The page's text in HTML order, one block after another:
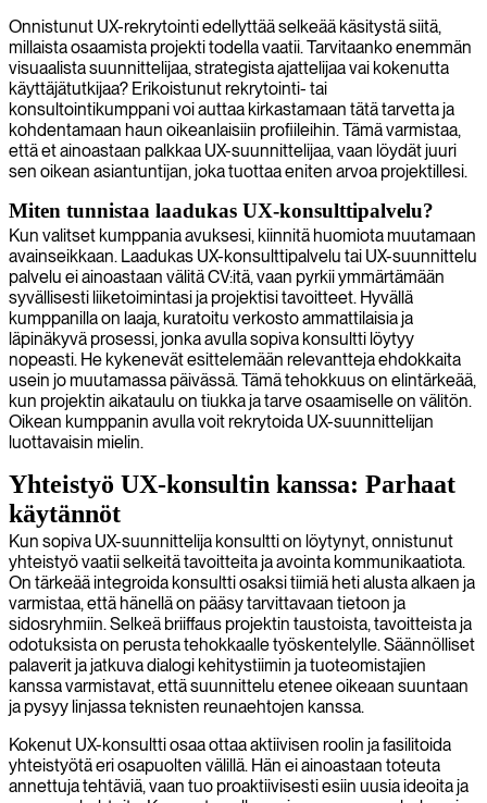
Onnistunut UX-rekrytointi edellyttää selkeää käsitystä siitä,
millaista osaamista projekti todella vaatii. Tarvitaanko enemmän
visuaalista suunnittelijaa, strategista ajattelijaa vai kokenutta
käyttäjätutkijaa? Erikoistunut rekrytointi- tai
konsultointikumppani voi auttaa kirkastamaan tätä tarvetta ja
kohdentamaan haun oikeanlaisiin profiileihin. Tämä varmistaa,
että et ainoastaan palkkaa UX-suunnittelijaa, vaan löydät juuri
sen oikean asiantuntijan, joka tuottaa eniten arvoa projektillesi.
Miten tunnistaa laadukas UX-konsulttipalvelu?
Kun valitset kumppania avuksesi, kiinnitä huomiota muutamaan
avainseikkaan. Laadukas UX-konsulttipalvelu tai UX-suunnittelu
palvelu ei ainoastaan välitä CV:itä, vaan pyrkii ymmärtämään
syvällisesti liiketoimintasi ja projektisi tavoitteet. Hyvällä
kumppanilla on laaja, kuratoitu verkosto ammattilaisia ja
läpinäkyvä prosessi, jonka avulla sopiva konsultti löytyy
nopeasti. He kykenevät esittelemään relevantteja ehdokkaita
usein jo muutamassa päivässä. Tämä tehokkuus on elintärkeää,
kun projektin aikataulu on tiukka ja tarve osaamiselle on välitön.
Oikean kumppanin avulla voit rekrytoida UX-suunnittelijan
luottavaisin mielin.
Yhteistyö UX-konsultin kanssa: Parhaat
käytännöt
Kun sopiva UX-suunnittelija konsultti on löytynyt, onnistunut
yhteistyö vaatii selkeitä tavoitteita ja avointa kommunikaatiota.
On tärkeää integroida konsultti osaksi tiimiä heti alusta alkaen ja
varmistaa, että hänellä on pääsy tarvittavaan tietoon ja
sidosryhmiin. Selkeä briiffaus projektin taustoista, tavoitteista ja
odotuksista on perusta tehokkaalle työskentelylle. Säännölliset
palaverit ja jatkuva dialogi kehitystiimin ja tuoteomistajien
kanssa varmistavat, että suunnittelu etenee oikeaan suuntaan
ja pysyy linjassa teknisten reunaehtojen kanssa.
Kokenut UX-konsultti osaa ottaa aktiivisen roolin ja fasilitoida
yhteistyötä eri osapuolten välillä. Hän ei ainoastaan toteuta
annettuja tehtäviä, vaan tuo proaktiivisesti esiin uusia ideoita ja